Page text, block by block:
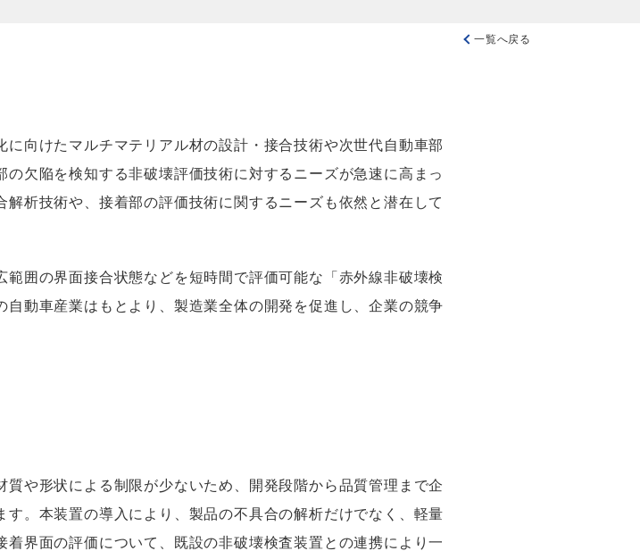
一覧へ戻る
向けたマルチマテリアル材の設計・接合技術や次世代自動車部
欠陥を検知する非破壊評価技術に対するニーズが急速に高まっ
析技術や、接着部の評価技術に関するニーズも依然と潜在して
囲の界面接合状態などを短時間で評価可能な「赤外線非破壊検
動車産業はもとより、製造業全体の開発を促進し、企業の競争
や形状による制限が少ないため、開発段階から品質管理まで企
。本装置の導入により、製品の不具合の解析だけでなく、軽量
界面の評価について、既設の非破壊検査装置との連携により一